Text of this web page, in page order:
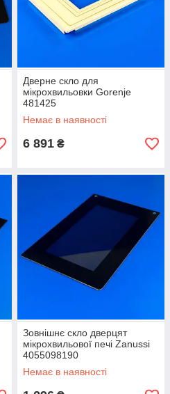
Дверне скло для
мікрохвильовки Gorenje
481425
Немає в наявності
6 891 ₴
Зовнішнє скло дверцят
мікрохвильової печі Zanussi
4055098190
Немає в наявності